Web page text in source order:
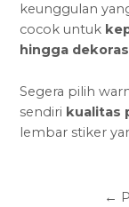
keunggulan
cocok untuk
hingga
Segera pilih
sendiri kualitas
lembar stiker
←